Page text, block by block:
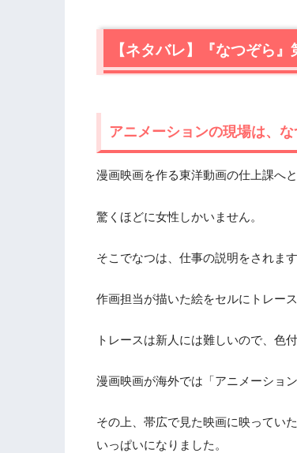
【ネタバレ】『なつぞら
アニメーションの現場は、
漫画映画を作る東洋動画の仕上課へ
驚くほどに女性しかいません。
そこでなつは、仕事の説明をされます
作画担当が描いた絵をセルにトレー
トレースは新人には難しいので、色
漫画映画が海外では「アニメーショ
その上、帯広で見た映画に映ってい
いっぱいになりました。